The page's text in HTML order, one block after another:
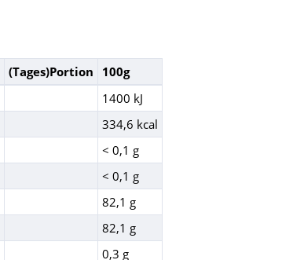
(Tages)Portion
100g
1400 kJ
334,6 kcal
< 0,1 g
< 0,1 g
82,1 g
82,1 g
0,3 g